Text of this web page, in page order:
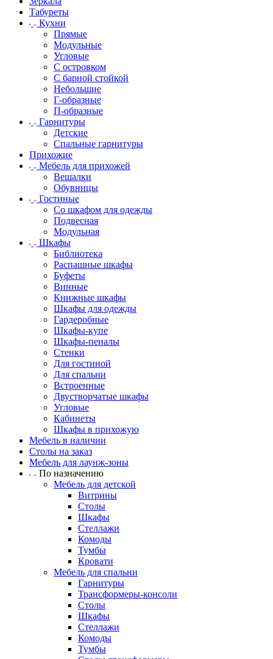
Табуреты
Кухни
Прямые
Модульные
Угловые
С островком
С барной стойкой
Небольшие
Г-образные
П-образные
Гарнитуры
Детские
Спальные гарнитуры
Прихожие
Мебель для прихожей
Вешалки
Обувницы
Гостиные
Со шкафом для одежды
Подвесная
Модульная
Шкафы
Библиотека
Распашные шкафы
Буфеты
Винные
Книжные шкафы
Шкафы для одежды
Гардеробные
Шкафы-купе
Шкафы-пеналы
Стенки
Для гостиной
Для спальни
Встроенные
Двустворчатые шкафы
Угловые
Кабинеты
Шкафы в прихожую
Мебель в наличии
Столы на заказ
Мебель для лаунж-зоны
По назначению
Мебель для детской
Витрины
Столы
Шкафы
Стеллажи
Комоды
Тумбы
Кровати
Мебель для спальни
Гарнитуры
Трансформеры-консоли
Столы
Шкафы
Стеллажи
Комоды
Тумбы